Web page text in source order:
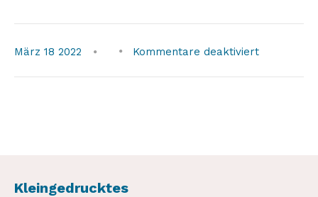
März 18 2022 Kommentare deaktiviertfür
Kleingedrucktes